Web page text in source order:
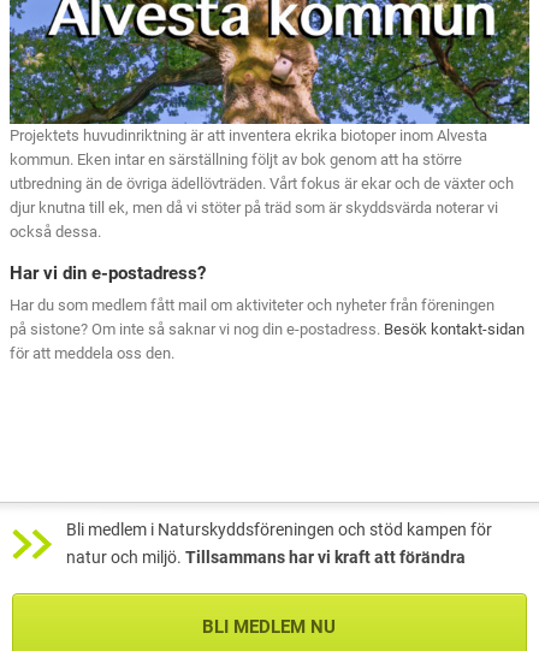
Projektets huvudinriktning är att inventera ekrika biotoper inom Alvesta
kommun. Eken intar en särställning följt av bok genom att ha större
utbredning än de övriga ädellövträden. Vårt fokus är ekar och de växter och
djur knutna till ek, men då vi stöter på träd som är skyddsvärda noterar vi
också dessa.
Har vi din e-postadress?
Har du som medlem fått mail om aktiviteter och nyheter från föreningen
på sistone? Om inte så saknar vi nog din e-postadress. Besök kontakt-sidan
för att meddela oss den.
Bli medlem i Naturskyddsföreningen och stöd kampen för
natur och miljö. Tillsammans har vi kraft att förändra
BLI MEDLEM NU